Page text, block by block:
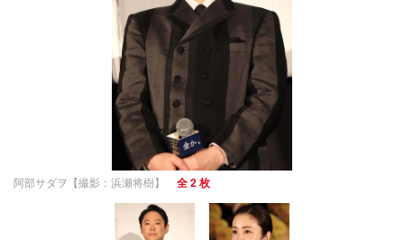
阿部サダヲ【撮影：浜瀬将樹】 全 2 枚